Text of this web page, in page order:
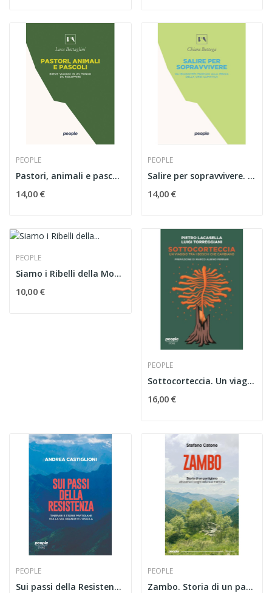
PEOPLE
Pastori, animali e pascoli. Breve viaggio in un...
14,00 €
PEOPLE
Salire per sopravvivere. Gli ecosistemi montani...
14,00 €
PEOPLE
Siamo i Ribelli della Montagna. Ossigeno n.20...
10,00 €
PEOPLE
Sottocorteccia. Un viaggio tra i boschi che...
16,00 €
PEOPLE
Sui passi della Resistenza. Itinerari e storie...
PEOPLE
Zambo. Storia di un partigiano attraverso i...